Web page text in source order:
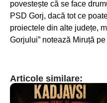
povestește că se face
PSD Gorj, dacă tot ce
proiectele din alte județe,
Gorjului” notează Miruță
Articole similare: